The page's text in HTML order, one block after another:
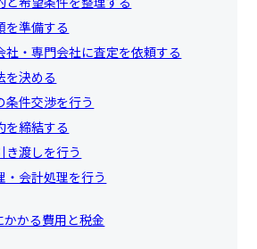
を準備する
社・専門会社に査定を依頼する
を決める
条件交渉を行う
を締結する
き渡しを行う
・会計処理を行う
かる費用と税金